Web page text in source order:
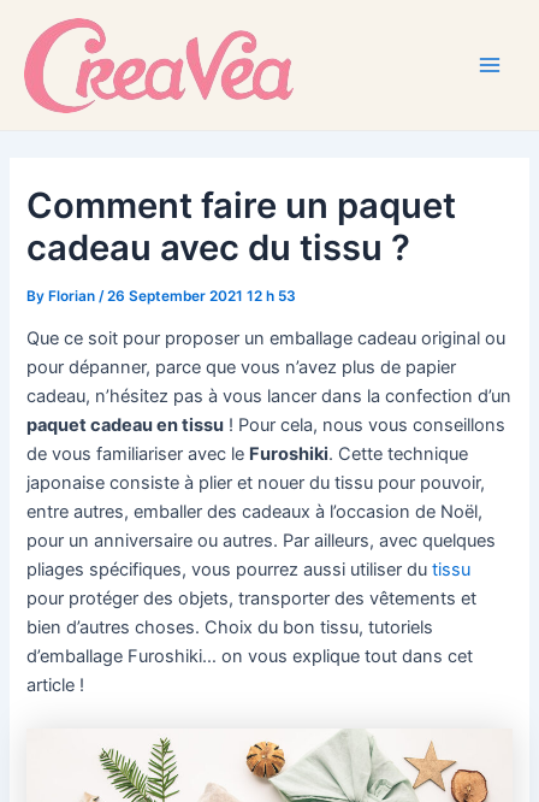
content
Comment faire un paquet
cadeau avec du tissu ?
By Florian/26 September 2021 12 h 53
Que ce soit pour proposer un emballage cadeau original ou
pour dépanner, parce que vous n’avez plus de papier
cadeau, n’hésitez pas à vous lancer dans la confection d’un
paquet cadeau en tissu ! Pour cela, nous vous conseillons
de vous familiariser avec le Furoshiki. Cette technique
japonaise consiste à plier et nouer du tissu pour pouvoir,
entre autres, emballer des cadeaux à l’occasion de Noël,
pour un anniversaire ou autres. Par ailleurs, avec quelques
pliages spécifiques, vous pourrez aussi utiliser dutissu
pour protéger des objets, transporter des vêtements et
bien d’autres choses. Choix du bon tissu, tutoriels
d’emballage Furoshiki… on vous explique tout dans cet
article !